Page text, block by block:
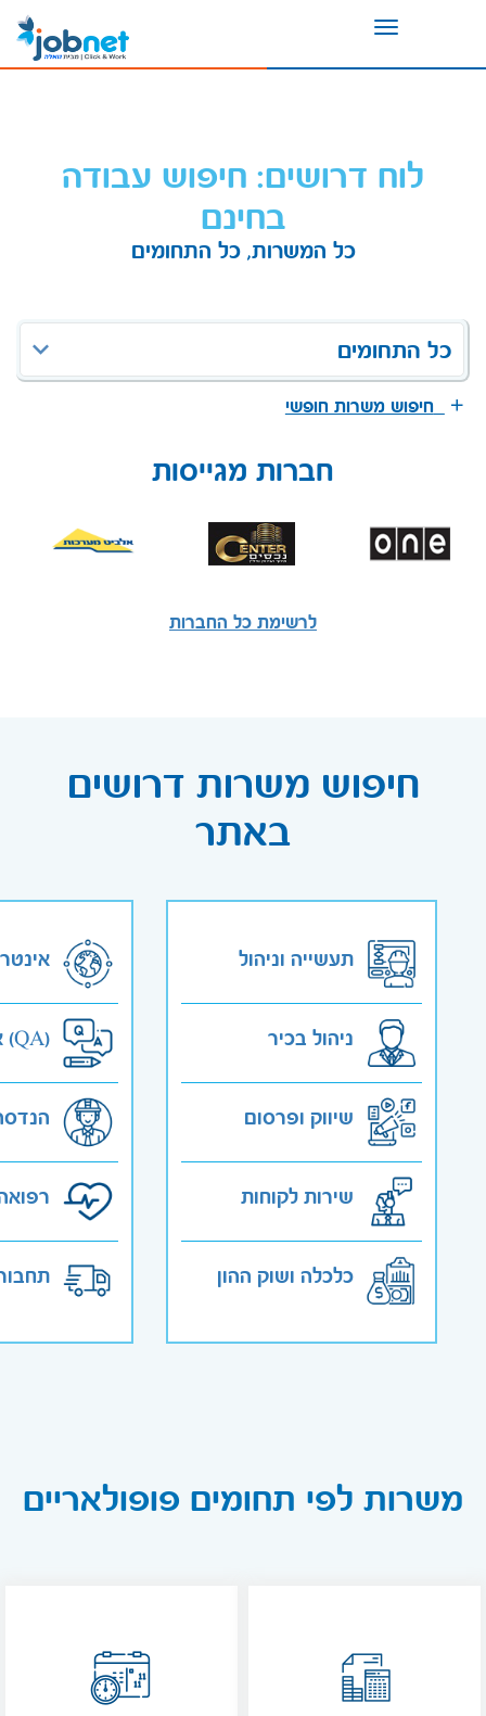
Toggle
לוח דרושים: חיפוש עבודה
בחינם
כל המשרות, כל התחומים
כל התחומים
חיפוש משרות חופשי
חברות מגייסות
לרשימת כל החברות
חיפוש משרות דרושים
באתר
תעשייה וניהול
ניהול בכיר
שיווק ופרסום
שירות לקוחות
כלכלה ושוק ההון
אבטחת איכות (QA)
משרות לפי תחומים פופולאריים